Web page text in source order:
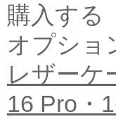
購入する
オプショ
レザーケ
16 Pro・